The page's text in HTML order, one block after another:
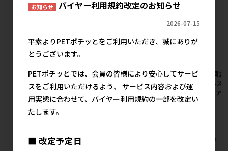
[三晃商会]ハムスターナチュラ
ス ジャンガリアン 280g【メー
カーフェア10】
メーカー希望小売価格
[三晃商会]ハムスターナチュラ
ス ゴールデン 280g【メーカ
ーフェア10】
[三晃商会
オールス
ーフェア
すべての三晃商会の人気商品を見る
お知らせ バイヤー利用規約改定のお知らせ
2026-07-15
平素よりPETポチッとをご利用いただき、誠にありが
とうございます。
PETポチッとでは、会員の皆様により安心してサービ
スをご利用いただけるよう、 サービス内容および運
用実態に合わせて、バイヤー利用規約の一部を改定い
たします。
■ 改定予定日